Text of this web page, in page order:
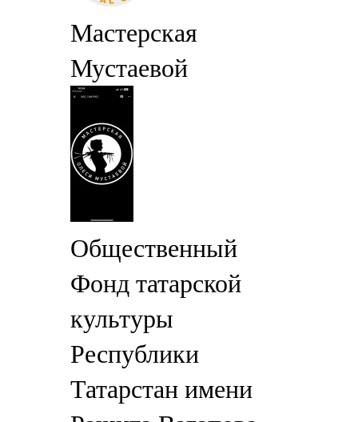
Мастерская
Мустаевой
Общественный
Фонд татарской
культуры
Республики
Татарстан имени